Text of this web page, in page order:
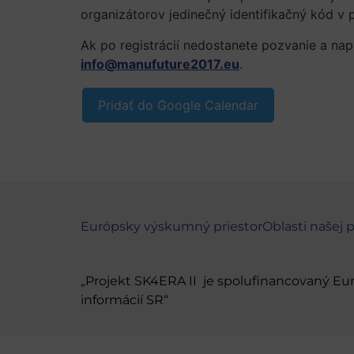
organizátorov jedinečný identifikačný kód v
Ak po registrácií nedostanete pozvanie a
info@manufuture2017.eu.
Pridať do Google Calendar
Európsky výskumný priestorOblasti našej
„Projekt SK4ERA II je spolufinancovaný
informácií SR“